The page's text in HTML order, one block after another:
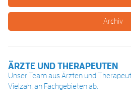
Archiv
ÄRZTE UND THERAPEUTEN
Unser Team aus Ärzten und
Vielzahl an Fachgebieten ab.